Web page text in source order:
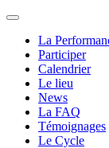
La
Participer
Calendrier
Le lieu
News
La FAQ
Témoignages
Le Cycle